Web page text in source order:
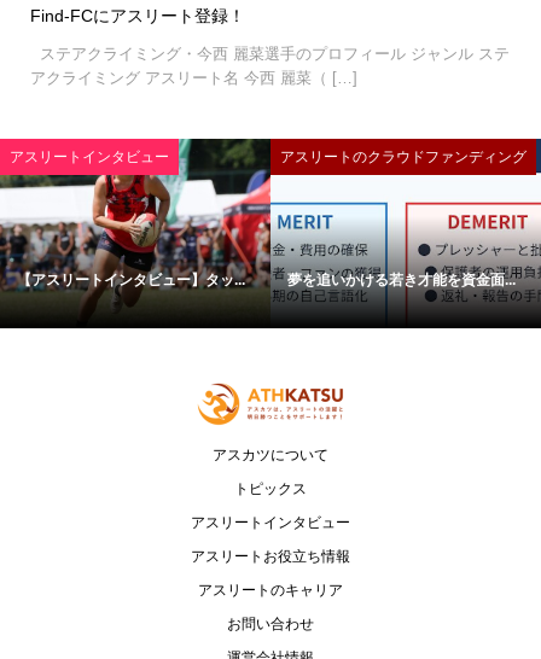
Find-FCにアスリート登録！
ステアクライミング・今西 麗菜選手のプロフィール ジャンル ステ
アクライミング アスリート名 今西 麗菜（ […]
アスリートインタビュー
【アスリートインタビュー】タッ...
アスリートのクラウドファンディング
夢を追いかける若き才能を資金面...
アスカツについて
トピックス
アスリートインタビュー
アスリートお役立ち情報
アスリートのキャリア
お問い合わせ